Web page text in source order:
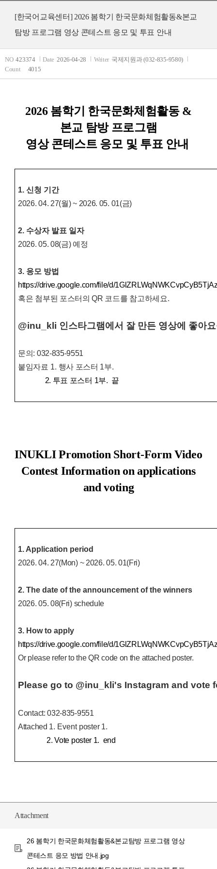
[한국어교육센터] 2026 봄학기 한국문화체험활동&본교
탐방 프로그램 영상 콘테스트 응모 및 투표 안내
NO 423374 Date 2026-04-28 Writer 국제지원과 (032-835-9580)
Count
4015
2026 봄학기 한국문화체험활동 &
본교 탐방 프로그램
영상 콘테스트 응모 및 투표 안내
1. 신청 기간
2026. 04. 27(월) ~ 2026. 05. 01(금)
2. 수상자 발표 일자
2026. 05. 08(금) 예정
3. 응모 방법
https://drive.google.com/file/d/
혹은 첨부된 포스터의 QR 코드를 참고하세요.
@inu_kli 인스타그램에서 잘 만든 영상에 좋아
문의: 032-835-9551
붙임자료 1. 행사 포스터 1부.
2. 투표 포스터 1부. 끝
INUKLI Promotion Short-Form Video
Contest Information on applications
and voting
1. Application period
2026. 04. 27(Mon) ~ 2026. 05. 01(Fri)
2. The date of the announcement of the winners
2026. 05. 08(Fri) schedule
3. How to apply
https://drive.google.com/file/d/
Or please refer to the QR code on the attached poster.
Please go to @inu_kli's Instagram and vote
Contact: 032-835-9551
Attached 1. Eventposter 1.
2. Vote poster 1. end
Attachment
26 봄학기 한국문화체험활동&본교탐방 프로그램 영상
콘테스트 응모 방법 안내.jpg